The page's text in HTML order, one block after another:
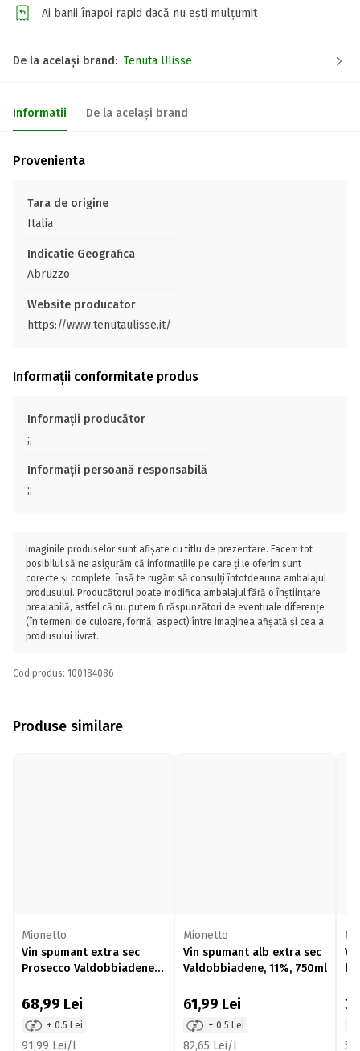
Ai banii înapoi rapid dacă nu ești mulțumit
De la același brand: Tenuta Ulisse
Informatii De la același brand
Provenienta
Tara de origine
Italia
Indicatie Geografica
Abruzzo
Website producator
https://www.tenutaulisse.it/
Informații conformitate produs
Informații producător
;;
Informații persoană responsabilă
;;
Imaginile produselor sunt afișate cu titlu de prezentare. Facem tot
posibilul să ne asigurăm că informațiile pe care ți le oferim sunt
corecte și complete, însă te rugăm să consulți întotdeauna ambalajul
produsului. Producătorul poate modifica ambalajul fără o înștiințare
prealabilă, astfel că nu putem fi răspunzători de eventuale diferențe
(în termeni de culoare, formă, aspect) între imaginea afișată și cea a
produsului livrat.
Cod produs: 100184086
Produse similare
Mionetto
Vin spumant extra sec
Prosecco Valdobbiadene,
68,99 Lei
+ 0.5 Lei
91,99 Lei/l
Mionetto
Vin spumant alb extra sec
Valdobbiadene, 11%, 750ml
61,99 Lei
+ 0.5 Lei
82,65 Lei/l